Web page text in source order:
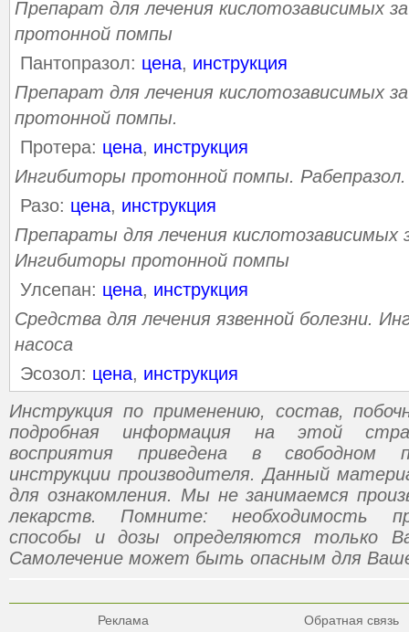
Препарат для лечения кислотозависимых
протонной помпы
Пантопразол: цена, инструкция
Препарат для лечения кислотозависимых
протонной помпы.
Протера: цена, инструкция
Ингибиторы протонной помпы. Рабепразол.
Разо: цена, инструкция
Препараты для лечения кислотозависимых
Ингибиторы протонной помпы
Улсепан: цена, инструкция
Средства для лечения язвенной болезни.
насоса
Эсозол: цена, инструкция
Инструкция по применению, состав,
подробная информация на этой
восприятия приведена в свободном
инструкции производителя. Данный
для ознакомления. Мы не занимаемся
лекарств. Помните: необходимость
способы и дозы определяются только
Самолечение может быть опасным для
Реклама Обратная связь